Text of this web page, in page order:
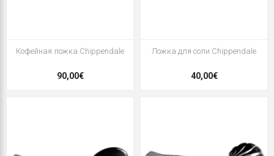
Кофейная ложка Chippendale
90,00€
Ложка для соли Chippendale
40,00€